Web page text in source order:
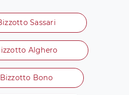
Sassari
Alghero
Bono